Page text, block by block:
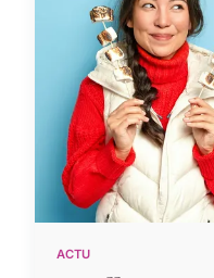
ACTU